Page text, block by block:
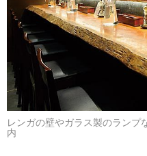
レンガの壁やガラス製のランプ
内